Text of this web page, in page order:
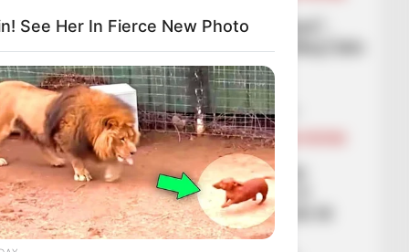
“Jemi të lumtur që e kemi”,
lojtari i Trabzonsporit: Muçi bën
diferencën, ishte i
jashtëzakonshëm
January 19, 2026 Sport Ekspres
BALLINA BALLINA STATIKE BOTA STATIKE
FUTBOLL BOTA
LEGJIONARËT
Shënoi golin e fitores në
minutën e fundit, Muçi: E
ndjeva se ajo mundësi do të
vinte
See Her In Fierce New Photo